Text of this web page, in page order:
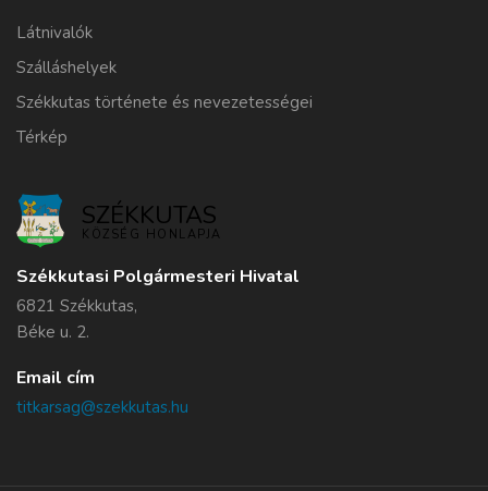
Látnivalók
Szálláshelyek
Székkutas története és nevezetességei
Térkép
SZÉKKUTAS
KÖZSÉG HONLAPJA
Székkutasi Polgármesteri Hivatal
6821 Székkutas,
Béke u. 2.
Email cím
titkarsag@szekkutas.hu